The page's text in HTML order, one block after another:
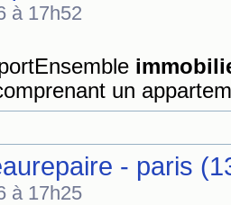
à 17h52
un
- paris
à 17h25